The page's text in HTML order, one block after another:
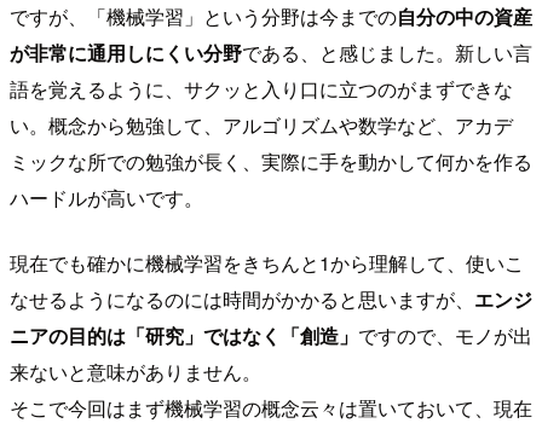
ですが、「機械学習」という分野は今までの自分の中の資産
が非常に通用しにくい分野である、と感じました。新しい言
語を覚えるように、サクッと入り口に立つのがまずできな
い。概念から勉強して、アルゴリズムや数学など、アカデ
ミックな所での勉強が長く、実際に手を動かして何かを作る
ハードルが高いです。
現在でも確かに機械学習をきちんと1から理解して、使いこ
なせるようになるのには時間がかかると思いますが、 エンジ
ニアの目的は「研究」ではなく「創造」 ですので、モノが出
来ないと意味がありません。
そこで今回はまず機械学習の概念云々は置いておいて、現在